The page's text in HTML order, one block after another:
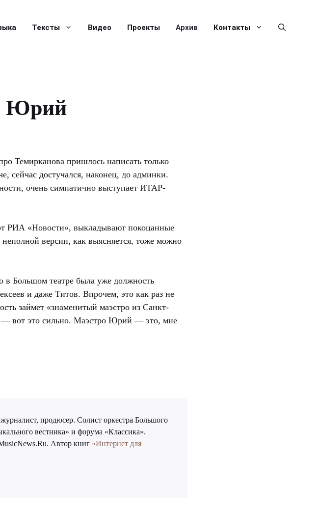
Тексты Видео Проекты Архив Контакты
Юрий
Темирканова пришлось написать только
сейчас достучался, наконец, до админки.
очень симпатично выступает ИТАР-
РИА «Новости», выкладывают покоцанные
версии, как выясняется, тоже можно
в Большом театре была уже должность
и даже Титов. Впрочем, это как раз не
займет «знаменитый маэстро из Санкт-
вот это сильно. Маэстро Юрий — это, мне
продюсер. Солист оркестра Большого
вестника» и форума «Классика».
Автор книг «Интернет для